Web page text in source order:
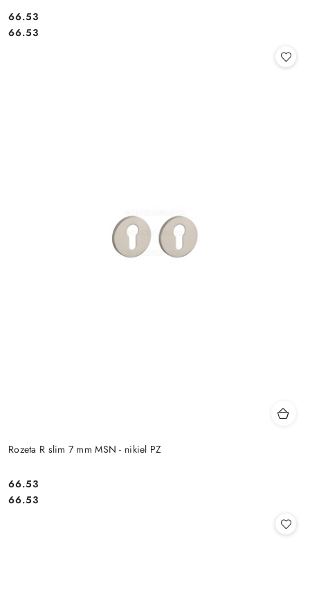
Cena:
66.53
Cena:
66.53
Rozeta R slim 7 mm MSN - nikiel PZ
Cena:
66.53
Cena:
66.53